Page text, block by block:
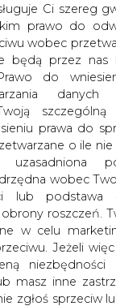
Ci szereg
prawo do
wobec
będą przez nas
do
szczególną
prawa do
o ile
uzasadniona
wobec
lub podstawa
roszczeń.
w celu
Jeżeli
niezbędności
masz inne
zgłoś sprzeciw
w Zespole
(woj.
odbył
konkursu
wykazać
był w
młodszych
starsi
finał
miały formę